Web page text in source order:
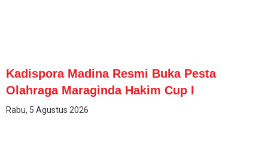
Kadispora Madina Resmi Buka Pesta
Olahraga Maraginda Hakim Cup I
Rabu, 5 Agustus 2026